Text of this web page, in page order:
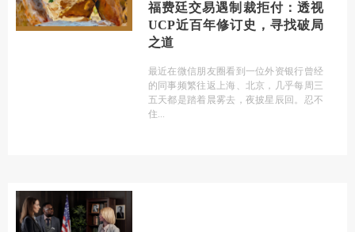
福费廷交易遇制裁拒付：透视
UCP近百年修订史，寻找破局
之道
最近在微信朋友圈看到一位外资银行曾经
的同事频繁往返上海、北京，几乎每周三
五天都是踏着晨雾去，夜披星辰回。忍不
住